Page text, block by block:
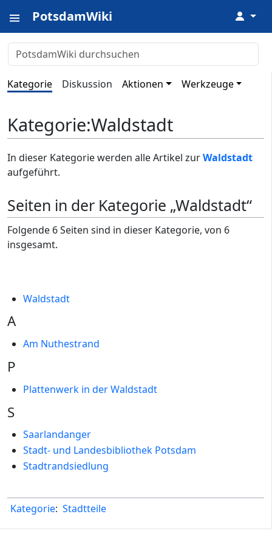
PotsdamWiki ↓
Kategorie Diskussion Aktionen Werkzeuge
Kategorie:Waldstadt
In dieser Kategorie werden alle Artikel zurWaldstadt
aufgeführt.
Seiten in der Kategorie „Waldstadt“
Folgende 6 Seiten sind in dieser Kategorie, von 6
insgesamt.
Waldstadt
A
Am Nuthestrand
P
Plattenwerk in der Waldstadt
S
Saarlandanger
Stadt- und Landesbibliothek Potsdam
Stadtrandsiedlung
Kategorie: Stadtteile